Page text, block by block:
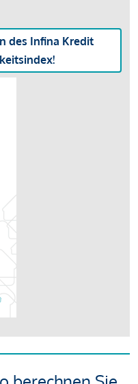
des Infina Kredit